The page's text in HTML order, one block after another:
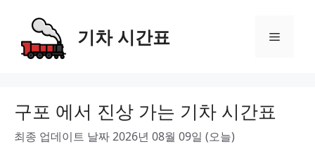
content
기차 시간표 Menu
구포 에서 진상 가는 기차 시간표
최종 업데이트 날짜 2026년 08월 09일 (오늘)